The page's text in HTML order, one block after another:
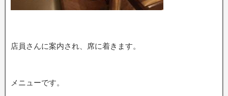
店員さんに案内され、席に着きます。
メニューです。